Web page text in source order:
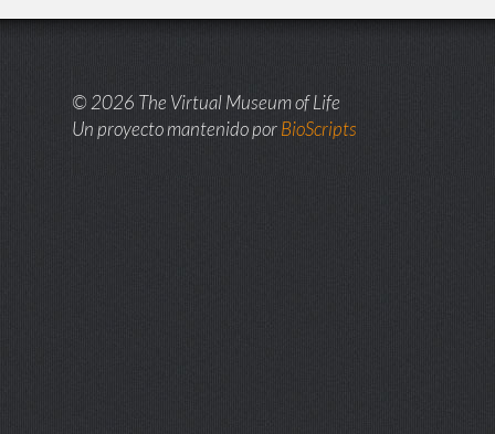
© 2026 The Virtual Museum of Life
Un proyecto mantenido porBioScripts